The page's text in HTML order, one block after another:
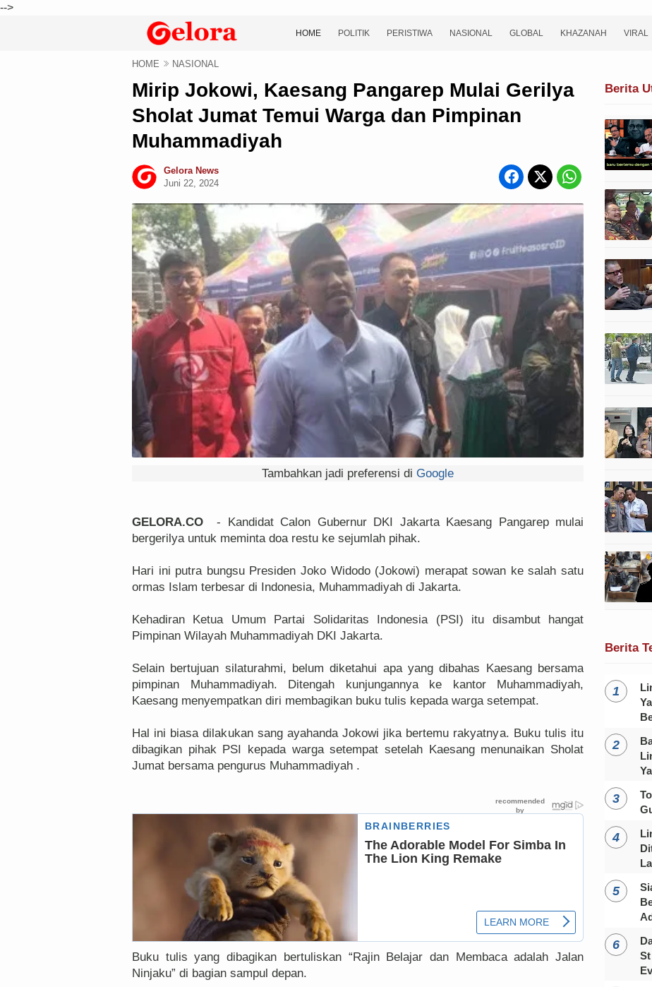
-->
HOME POLITIK PERISTIWA NASIONAL GLOBAL KHAZANAH VIRAL
HOME NASIONAL
Mirip Jokowi, Kaesang Pangarep Mulai Gerilya
Sholat Jumat Temui Warga dan Pimpinan
Muhammadiyah
Gelora News
Juni 22, 2024
Tambahkan jadi preferensi di Google
GELORA.CO - Kandidat Calon Gubernur DKI Jakarta Kaesang Pangarep mulai
bergerilya untuk meminta doa restu ke sejumlah pihak.
Hari ini putra bungsu Presiden Joko Widodo (Jokowi) merapat sowan ke salah satu
ormas Islam terbesar di Indonesia, Muhammadiyah di Jakarta.
Kehadiran Ketua Umum Partai Solidaritas Indonesia (PSI) itu disambut hangat
Pimpinan Wilayah Muhammadiyah DKI Jakarta.
Selain bertujuan silaturahmi, belum diketahui apa yang dibahas Kaesang bersama
pimpinan Muhammadiyah. Ditengah kunjungannya ke kantor Muhammadiyah,
Kaesang menyempatkan diri membagikan buku tulis kepada warga setempat.
Hal ini biasa dilakukan sang ayahanda Jokowi jika bertemu rakyatnya. Buku tulis itu
dibagikan pihak PSI kepada warga setempat setelah Kaesang menunaikan Sholat
Jumat bersama pengurus Muhammadiyah .
Buku tulis yang dibagikan bertuliskan “Rajin Belajar dan Membaca adalah Jalan
Ninjaku” di bagian sampul depan.
Berita
Berita